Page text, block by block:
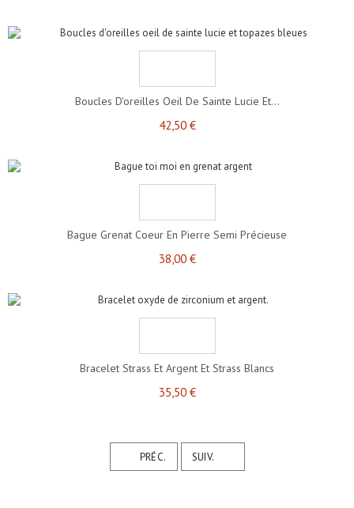
Boucles D'oreilles Oeil De Sainte Lucie Et...
42,50 €
Bague Grenat Coeur En Pierre Semi Précieuse
38,00 €
Bracelet Strass Et Argent Et Strass Blancs
35,50 €
PRÉC. SUIV.